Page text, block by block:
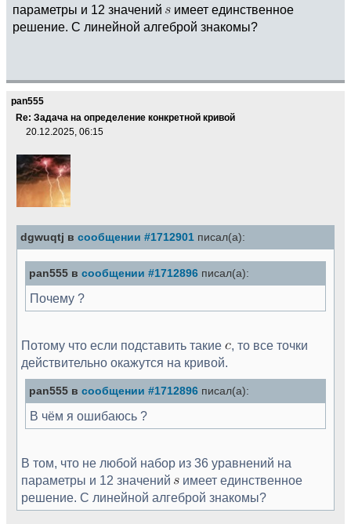
параметры и 12 значений
имеет единственное
решение. С линейной алгеброй знакомы?
pan555
Re: Задача на определение конкретной кривой
20.12.2025, 06:15
dgwuqtj в сообщении #1712901 писал(а):
pan555 в сообщении #1712896 писал(а):
Почему ?
Потому что если подставить такие
, то все точки
действительно окажутся на кривой.
pan555 в сообщении #1712896 писал(а):
В чём я ошибаюсь ?
В том, что не любой набор из 36 уравнений на
параметры и 12 значений
имеет единственное
решение. С линейной алгеброй знакомы?